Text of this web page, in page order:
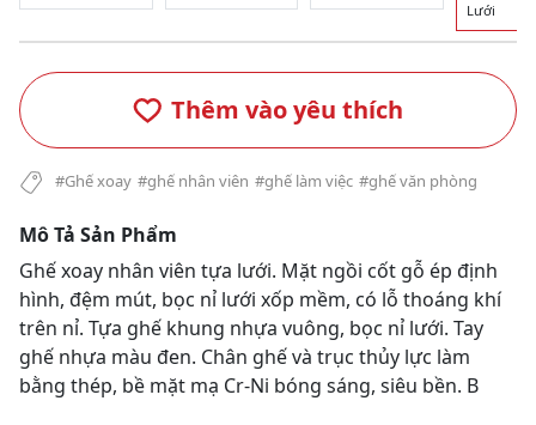
Lưới
Thêm vào yêu thích
#Ghế xoay #ghế nhân viên #ghế làm việc #ghế văn phòng
Mô Tả Sản Phẩm
Ghế xoay nhân viên tựa lưới. Mặt ngồi cốt gỗ ép định
hình, đệm mút, bọc nỉ lưới xốp mềm, có lỗ thoáng khí
trên nỉ. Tựa ghế khung nhựa vuông, bọc nỉ lưới. Tay
ghế nhựa màu đen. Chân ghế và trục thủy lực làm
bằng thép, bề mặt mạ Cr-Ni bóng sáng, siêu bền. B